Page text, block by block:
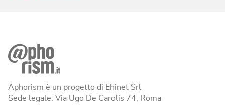
Aphorism è un progetto di Ehinet Srl
Sede legale: Via Ugo De Carolis 74, Roma